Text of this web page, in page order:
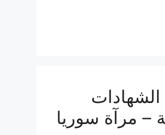
الشهادات
– مرآة سوريا